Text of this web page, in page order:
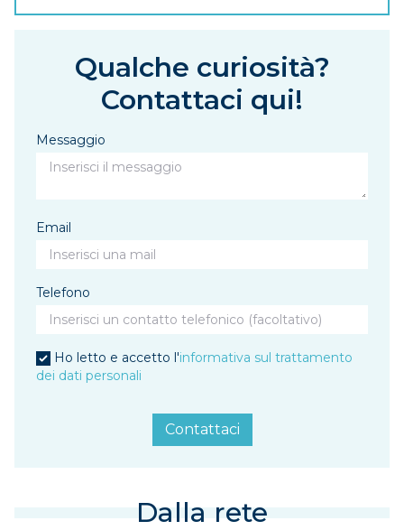
Qualche curiosità?
Contattaci qui!
Messaggio
Email
Telefono
Ho letto e accetto l'informativa sul trattamento
dei dati personali
Contattaci
Dalla rete